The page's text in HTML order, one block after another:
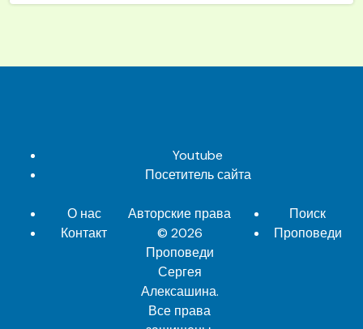
Youtube
Посетитель сайта
О нас
Контакт
Авторские права
© 2026
Проповеди
Сергея
Алексашина.
Все права
Поиск
Проповеди